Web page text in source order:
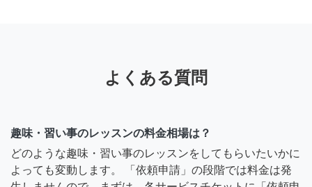
よくある質問
趣味・習い事のレッスンの料金相場は？
どのような趣味・習い事のレッスンをしてもらいたいかに
よっても変動します。 「依頼申請」の段階では料金は発